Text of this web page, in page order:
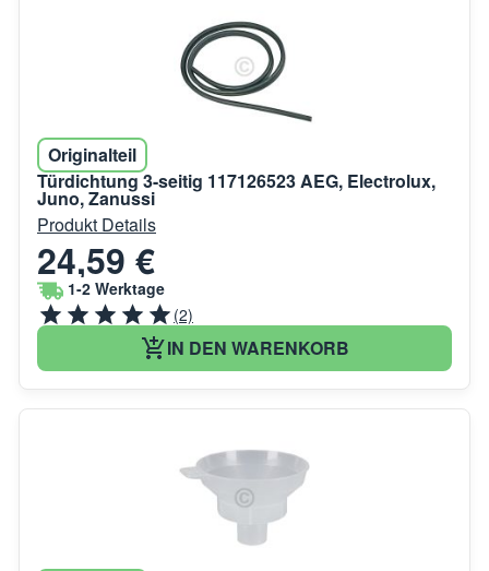
Originalteil
Türdichtung 3-seitig 117126523 AEG, Electrolux,
Juno, Zanussi
Produkt Details
24,59 €
1-2 Werktage
(2)
IN DEN WARENKORB